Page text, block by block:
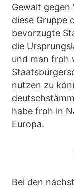
Gewalt gegen
diese Gruppe
bevorzugte
die
und man froh
nutzen zu
habe froh in
Europa.
Bei den